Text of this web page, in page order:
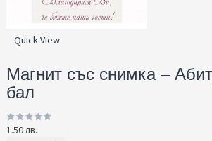
Quick View
Магнит със снимка –
бал
1.50 лв.